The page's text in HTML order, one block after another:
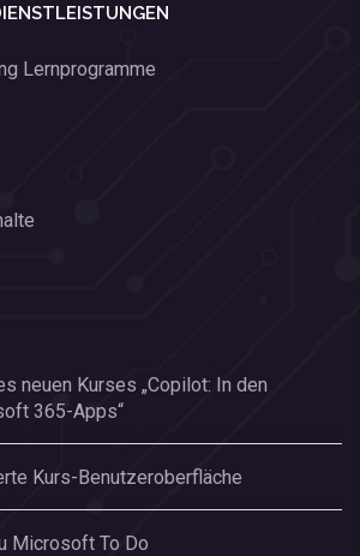
Lernprogramme
neuen Kurses „Copilot: In den
365-Apps“
Kurs-Benutzeroberfläche
Microsoft To Do